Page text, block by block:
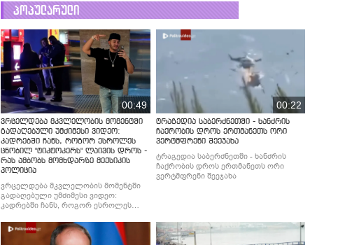
პოპულარული
00:49
ვრცელდება მკვლელობის მომენტში
გადაღებული უმძიმესი ვიდეო:
კადრებში ჩანს, როგორ ესროლეს
ცნობილ "ტიკტოკერს" ლაივის დროს -
რას ამბობს მომხდარზე მექსიკის
პოლიცია
ვრცელდება მკვლელობის მომენტში
გადაღებული უმძიმესი ვიდეო:
კადრებში ჩანს, როგორ ესროლეს
რას ამბობს მომხდარზე მექსიკის
პოლიცია
00:22
ტრაგედია საბერძნეთში - ხანძრის
ჩაქრობის დროს ერთმანეთს ორი
ვერტმფრენი შეეჯახა
ტრაგედია საბერძნეთში - ხანძრის
ჩაქრობის დროს ერთმანეთს ორი
ვერტმფრენი შეეჯახა